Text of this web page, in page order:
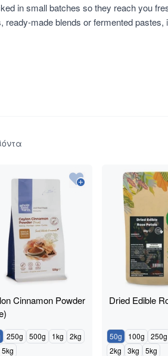
in small batches so they reach you
made blends or fermented
Cinnamon Powder
250g 500g 1kg
2kg
5kg
Dried Edible
50g 100g 250g
2kg
3kg 5kg